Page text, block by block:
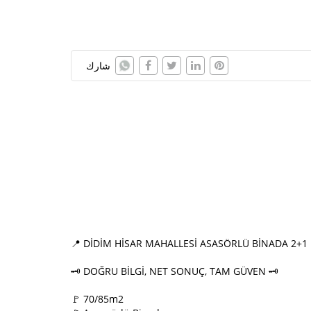
شارك
📍 DİDİM HİSAR MAHALLESİ ASASÖRLÜ BİNADA 2+1
🗝️ DOĞRU BİLGİ, NET SONUÇ, TAM GÜVEN 🗝️
🚩 70/85m2